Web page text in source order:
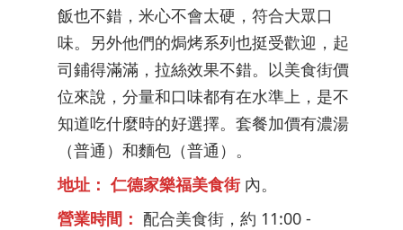
飯也不錯，米心不會太硬，符合大眾口
味。另外他們的焗烤系列也挺受歡迎，起
司鋪得滿滿，拉絲效果不錯。以美食街價
位來說，分量和口味都有在水準上，是不
知道吃什麼時的好選擇。套餐加價有濃湯
（普通）和麵包（普通）。
地址： 仁德家樂福美食街內。
營業時間： 配合美食街，約 11:00 -